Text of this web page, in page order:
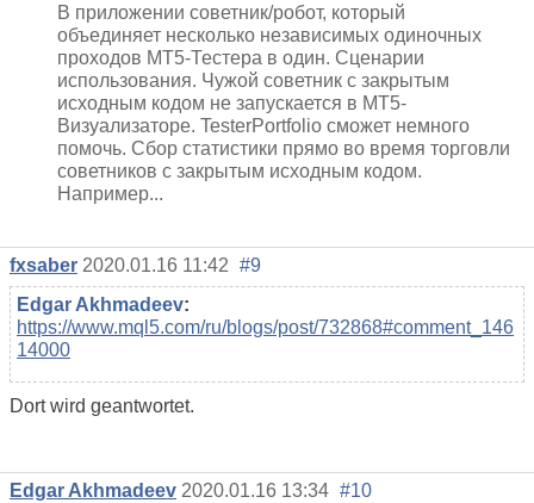
В приложении советник/робот, который
объединяет несколько независимых одиночных
проходов MT5-Тестера в один. Сценарии
использования. Чужой советник с закрытым
исходным кодом не запускается в MT5-
Визуализаторе. TesterPortfolio сможет немного
помочь. Сбор статистики прямо во время торговли
советников с закрытым исходным кодом.
Например...
fxsaber 2020.01.16 11:42 #9
Edgar Akhmadeev:
https://www.mql5.com/ru/blogs/post/732868#comment_146
14000
Dort wird geantwortet.
Edgar Akhmadeev 2020.01.16 13:34 #10